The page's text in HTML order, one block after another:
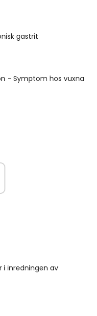
gastrit
- Symptom hos vuxna
i inredningen av